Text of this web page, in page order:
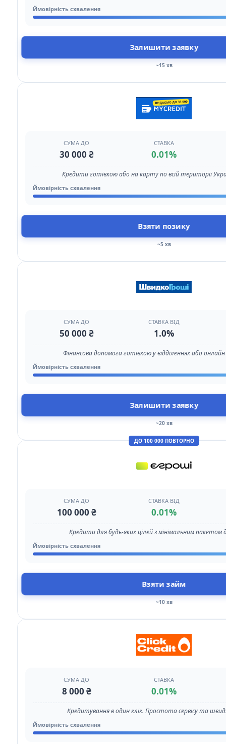
Ймовірність схвалення
Залишити заявку
~15 хв
СУМА ДО
30 000 ₴
СТАВКА
0.01%
Кредити готівкою або на карту по всій території
Ймовірність схвалення
Взяти позику
~5 хв
СУМА ДО
50 000 ₴
СТАВКА ВІД
1.0%
Фінансова допомога готівкою у відділеннях або онлайн
Ймовірність схвалення
Залишити заявку
~20 хв
ДО 100 000 ПОВТОРНО
СУМА ДО
100 000 ₴
СТАВКА ВІД
0.01%
Кредити для будь-яких цілей з мінімальним пакетом
Ймовірність схвалення
Взяти займ
~10 хв
СУМА ДО
8 000 ₴
СТАВКА
0.01%
Кредитування в один клік. Простота сервісу та
Ймовірність схвалення